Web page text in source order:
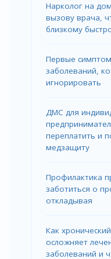
Нарколог на
вызову врача,
близкому
Первые
заболеваний,
игнорировать
ДМС для
переплатить и
медзащиту
Профилактика
заботиться о
откладывая
Как
осложняет
заболеваний и